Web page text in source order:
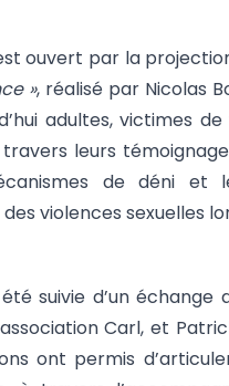
ouvert par la
», réalisé par Nicolas
adultes, victimes
leurs
de déni et
violences sexuelles
suivie d’un
Carl, et
ont permis